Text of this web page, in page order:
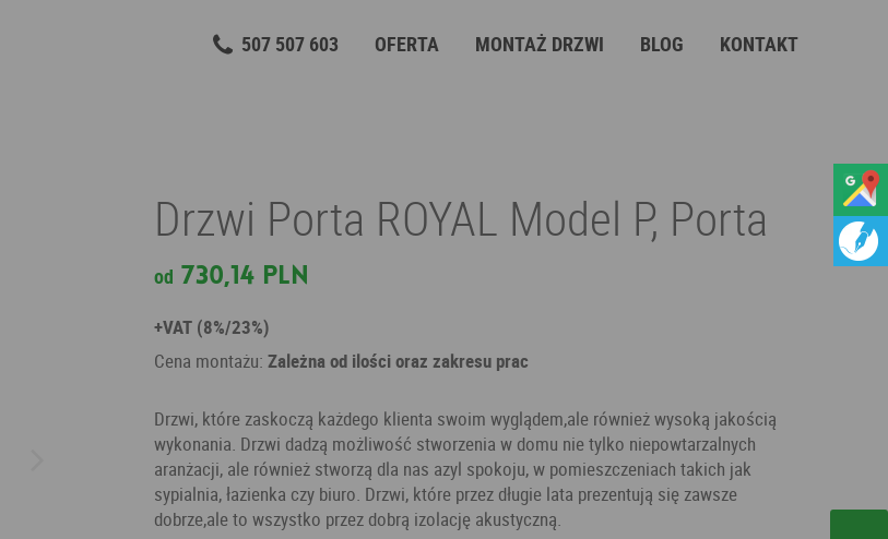
507 507 603 OFERTA MONTAŻ DRZWI BLOG KONTAKT
Drzwi Porta ROYAL Model P, Porta
od 730,14 PLN
+VAT (8%/23%)
Cena montażu: Zależna od ilości oraz zakresu prac
Drzwi, które zaskoczą każdego klienta swoim wyglądem,ale również wysoką jakością
wykonania. Drzwi dadzą możliwość stworzenia w domu nie tylko niepowtarzalnych
aranżacji, ale również stworzą dla nas azyl spokoju, w pomieszczeniach takich jak
sypialnia, łazienka czy biuro. Drzwi, które przez długie lata prezentują się zawsze
dobrze,ale to wszystko przez dobrą izolację akustyczną.